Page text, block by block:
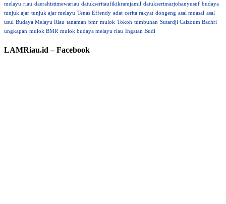
melayu riau daerahistimewariau datukseritaufikikramjamil datukserimarjohanyusuf budaya
tunjuk ajar tunjuk ajar melayu Tenas Effendy adat cerita rakyat dongeng asal muasal asal
usul Budaya Melayu Riau tanaman bmr mulok Tokoh tumbuhan Sutardji Calzoum Bachri
ungkapan mulok BMR mulok budaya melayu riau Ingatan Budi
LAMRiau.id – Facebook